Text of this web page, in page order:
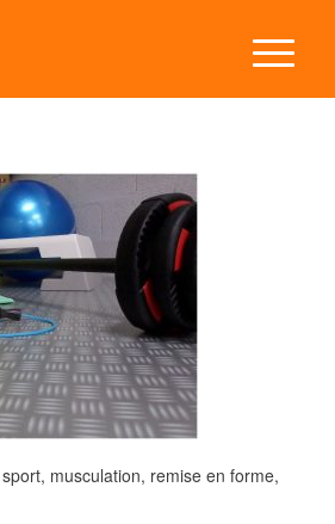
musculation, remise en forme,